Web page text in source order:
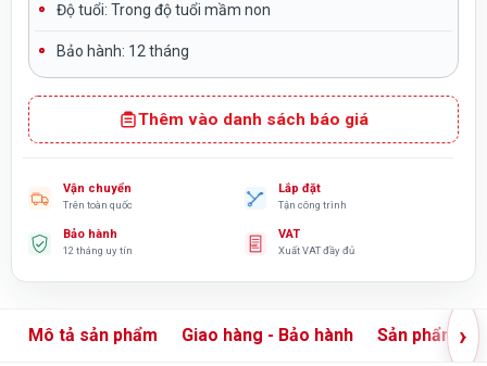
Độ tuổi: Trong độ tuổi mầm non
Bảo hành: 12 tháng
Thêm vào danh sách báo giá
Vận chuyển
Trên toàn quốc
Lắp đặt
Tận công trình
Bảo hành
12 tháng uy tín
VAT
Xuất VAT đầy đủ
Mô tả sản phẩm Giao hàng - Bảo hành Sản phẩm›